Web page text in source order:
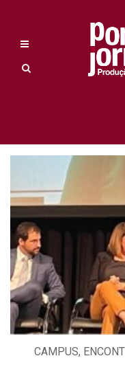
CAMPUS,